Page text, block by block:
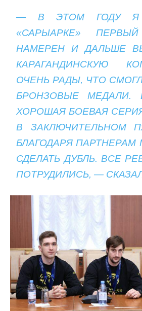
— В ЭТОМ ГОДУ Я
«САРЫАРКЕ»
НАМЕРЕН И ДАЛЬШЕ
КАРАГАНДИНСКУЮ
ОЧЕНЬ РАДЫ, ЧТО
БРОНЗОВЫЕ МЕДАЛИ.
ХОРОШАЯ БОЕВАЯ
В ЗАКЛЮЧИТЕЛЬНОМ
БЛАГОДАРЯ ПАРТНЕРАМ
СДЕЛАТЬ ДУБЛЬ. ВСЕ
ПОТРУДИЛИСЬ, —